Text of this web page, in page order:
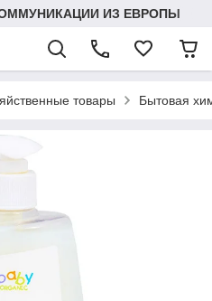
ИЗ ЕВРОПЫ
товары Бытовая